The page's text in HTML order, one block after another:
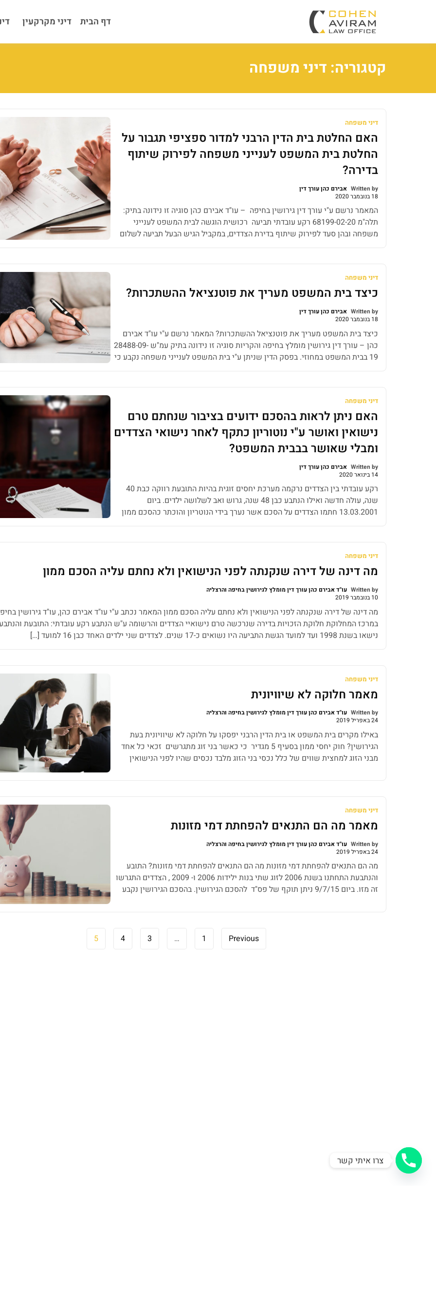
משרד עו"ד מקרקעין ונדל"ןדף הבית דיני מקרקעין
קטגוריה: דיני משפחה
דיני משפחה
האם החלטת בית הדין הרבני למדור ספציפי תגבור על
החלטת בית המשפט לענייני משפחה לפירוק שיתוף
בדירה?
Written by אבירם כהן עורך דין
18 בנובמבר 2020
המאמר נרשם ע"י עורך דין גירושין בחיפה – עו"ד אבירם כהן סוגיה זו נידונה בתיק:
תלה"מ 68199-02-20 רקע עובדתי תביעה רכושית הוגשה לבית המשפט לענייני
משפחה ובהן סעד לפירוק שיתוף בדירת הצדדים, במקביל הגיש הבעל תביעה לשלום
דיני משפחה
כיצד בית המשפט מעריך את פוטנציאל ההשתכרות?
Written by אבירם כהן עורך דין
18 בנובמבר 2020
כיצד בית המשפט מעריך את פוטנציאל ההשתכרות? המאמר נרשם ע"י עו"ד אבירם
כהן – עורך דין גירושין מומלץ בחיפה והקריות סוגיה זו נידונה בתיק עמ"ש 28488-09-
19 בבית המשפט במחוזי. בפסק הדין שניתן ע"י בית המשפט לענייני משפחה נקבע כי
דיני משפחה
האם ניתן לראות בהסכם ידועים בציבור שנחתם טרם
נישואין ואושר ע"י נוטוריון כתקף לאחר נישואי הצדדים
ומבלי שאושר בבבית המשפט?
Written by אבירם כהן עורך דין
14 בינואר 2020
רקע עובדתי בין הצדדים נרקמה מערכת יחסים זוגית בהיות התובעת רווקה כבת 40
שנה, עולה חדשה ואילו הנתבע כבן 48 שנה, גרוש ואב לשלושה ילדים. ביום
13.03.2001 חתמו הצדדים על הסכם אשר נערך בידי הנוטריון והוכתר כהסכם ממון
דיני משפחה
מה דינה של דירה שנקנתה לפני הנישואין ולא נחתם עליה הסכם ממון
Written by עו"ד אבירם כהן עורך דין מומלץ לגירושין בחיפה והרצליה
10 בנובמבר 2019
מה דינה של דירה שנקנתה לפני הנישואין ולא נחתם עליה הסכם ממון המאמר נכתב ע"י עו"ד אבירם כהן, עו"ד גירושין
במרכז המחלוקת חלוקת הזכויות בדירה שנרכשה טרם נישואיי הצדדים והרשומה ע"ש הנתבע רקע עובדתי: התובעת
נישאו בשנת 1998 ועד למועד הגשת התביעה היו נשואים כ-17 שנים. לצדדים שני ילדים האחד כבן 16 למועד […]
דיני משפחה
מאמר חלוקה לא שיוויונית
Written by עו"ד אבירם כהן עורך דין מומלץ לגירושין בחיפה והרצליה
24 באפריל 2019
באילו מקרים בית המשפט או בית הדין הרבני יפסקו על חלוקה לא שיוויונית בעת
הגירושין? חוק יחסי ממון בסעיף 5 מגדיר כי כאשר בני זוג מתגרשים זכאי כל אחד
מבני הזוג למחצית שווים של כלל נכסי בני הזוג מלבד נכסים שהיו לפני הנישואין
דיני משפחה
מאמר מה הם התנאים להפחתת דמי מזונות
Written by עו"ד אבירם כהן עורך דין מומלץ לגירושין בחיפה והרצליה
24 באפריל 2019
מה הם התנאים להפחתת דמי מזונות מה הם התנאים להפחתת דמי מזונות? התובע
והנתבעת התחתנו בשנת 2006 לזוג שתי בנות ילידות 2006 ו- 2009 , הצדדים התגרשו
זה מזו. ביום 9/7/15 ניתן תוקף של פס"ד להסכם הגירושין. בהסכם הגירושין נקבע
Previous
1
…
3
4
5
צרו איתי קשר